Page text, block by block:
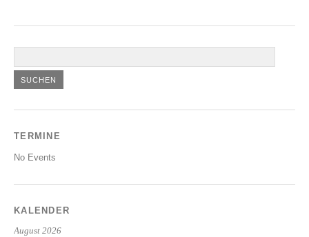
TERMINE
No Events
KALENDER
August 2026